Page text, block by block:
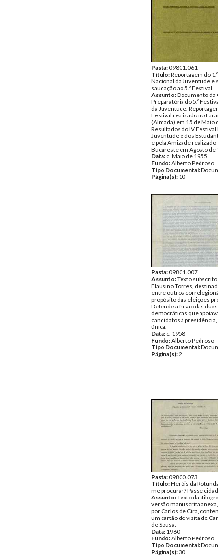
Pasta:09801.061
Título:Reportagem do
Nacional da Juventude e
saudação ao 5.º Festival
Assunto:Documento da
Preparatória do 5.º
da Juventude.
Festival realizado no
(Almada) em 15 de Maio
Resultados do IV Festival
Juventude e dos
e pela Amizade realizado
Bucareste em Agosto de
Data: c. Maio de 1955
Fundo:Alberto Pedroso
Tipo Documental:
Página(s): 10
Pasta:09801.007
Assunto:Texto subscrito
Flausino Torres,
entre outros
propósito das eleições
Defende a fusão das
democráticas que
candidatos à
única.
Data: c. 1958
Fundo:Alberto Pedroso
Tipo Documental:
Página(s):2
Pasta:09800.073
Título:Heróis da
me procurar? Passe
Assunto:Texto
versão manuscrita
por Carlos de Cira,
um cartão de visita de
de Sousa.
Data: 1960
Fundo:Alberto Pedroso
Tipo Documental:
Página(s):30